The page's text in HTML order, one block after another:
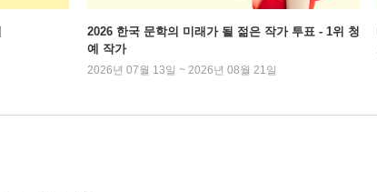
2026 한국 문학의 미래가 될 젊은 작가 투표 - 1위 청
예 작가
2026년 07월 13일 ~ 2026년 08월 21일